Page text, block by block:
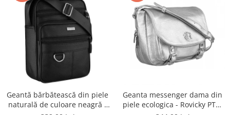
Geantă bărbătească din piele
naturală de culoare neagră -
Geanta messenger dama din
piele ecologica - Rovicky PTR-